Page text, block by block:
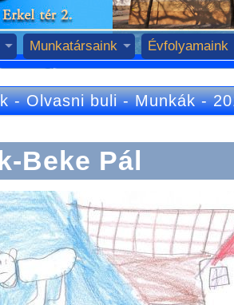
Munkatársaink Évfolyamaink
-Olvasni buli-Munkák-
Beke Pál